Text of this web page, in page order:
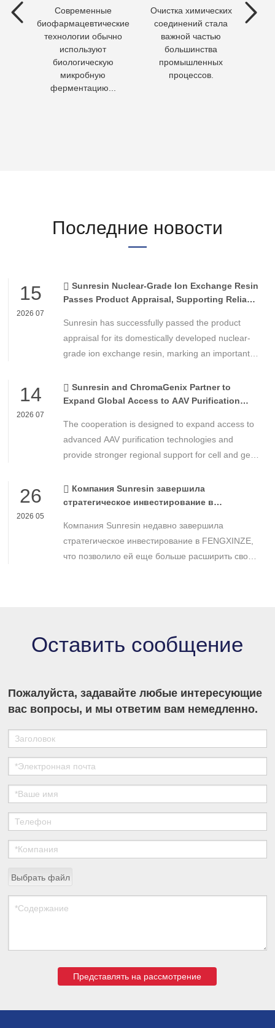
Современные
биофармацевтические
технологии обычно
используют
биологическую
микробную
ферментацию...
Очистка химических
соединений стала
важной частью
большинства
промышленных
процессов.
Последние новости
15
2026 07
Sunresin Nuclear-Grade Ion Exchange Resin
Passes Product Appraisal, Supporting Reliable
Sunresin has successfully passed the product
appraisal for its domestically developed nuclear-
grade ion exchange resin, marking an important
chemical materials for nuclear power applications.
14
2026 07
Sunresin and ChromaGenix Partner to
Expand Global Access to AAV Purification
The cooperation is designed to expand access to
advanced AAV purification technologies and
provide stronger regional support for cell and gene
Americas.
26
2026 05
Компания Sunresin завершила
стратегическое инвестирование в
бизнеса в области промышленной
хроматографии.
Компания Sunresin недавно завершила
стратегическое инвестирование в FENGXINZE,
что позволило ей еще больше расширить свое
Оставить сообщение
Пожалуйста, задавайте любые интересующие
вас вопросы, и мы ответим вам немедленно.
Выбрать файл
Представлять на рассмотрение